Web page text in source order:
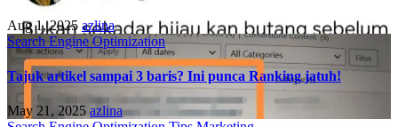
Aug 1, 2025 azlina
Search Engine Optimization
Tajuk artikel sampai 3 baris? Ini punca Ranking jatuh!
May 21, 2025 azlina